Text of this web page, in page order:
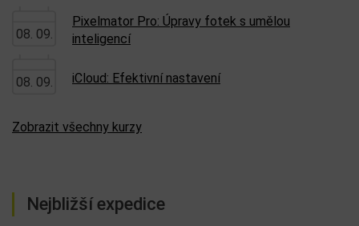
08. 09.
Pixelmator Pro: Úpravy fotek s umělou
inteligencí
08. 09. iCloud: Efektivní nastavení
Zobrazit všechny kurzy
Nejbližší expedice